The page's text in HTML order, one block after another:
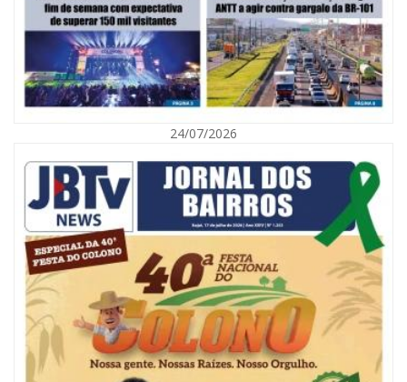
05/08/2026 | 07:00
Viva Praia terá edição especial de Dia dos Pais com atrações para toda a
NAVEGANTES
24/07/2026